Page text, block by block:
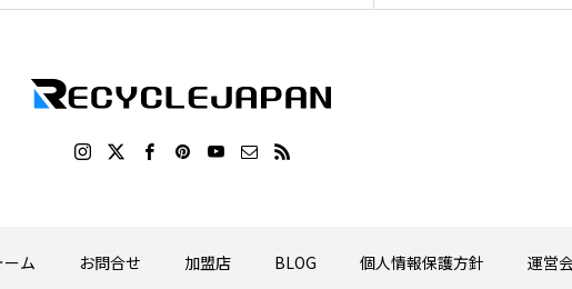
ーム お問合せ 加盟店 BLOG 個人情報保護方針 運営